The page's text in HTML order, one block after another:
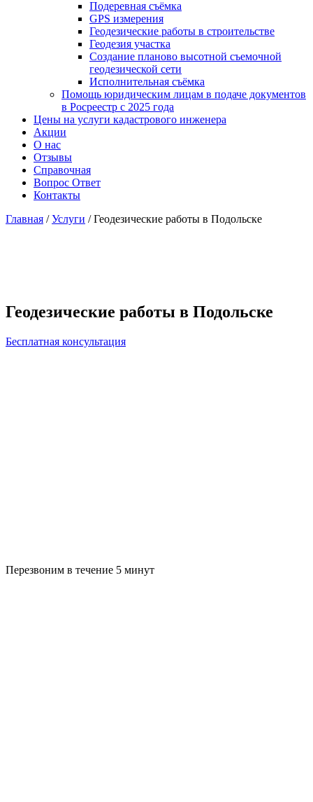
Подеревная съёмка
GPS измерения
Геодезические работы в строительстве
Геодезия участка
Создание планово высотной съемочной
геодезической сети
Исполнительная съёмка
Помощь юридическим лицам в подаче документов
в Росреестр с 2025 года
Цены на услуги кадастрового инженера
Акции
О нас
Отзывы
Справочная
Вопрос Ответ
Контакты
Главная /Услуги /Геодезические работы в Подольске
Геодезические работы в Подольске
Бесплатная консультация
Перезвоним в течение 5 минут